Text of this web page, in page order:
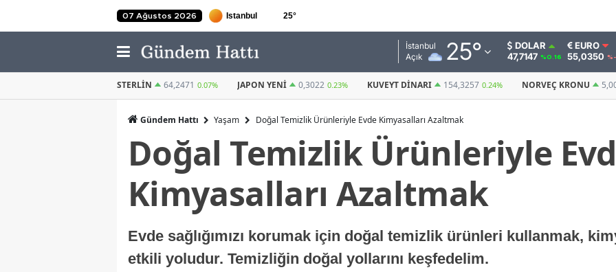
07 Ağustos 2026 25°
İstanbul
Açık
25°
Adana
Adıyaman
Afyonkarahisar
Ağrı
Amasya
Antalya
Artvin
Aydın
DOLAR
47,7147 %0.16
EURO
55,0350
JAPON YENI 0,3022 0.23% KUVEYT DINARI 154,3257 0.24% NORVEÇ KRONU 5,0005 0.17% BITCOIN(USDT)
Gündem Hattı Yaşam Doğal Temizlik Ürünleriyle Evde Kimyasalları Azaltmak
Doğal Temizlik Ürünleriyle
Kimyasalları Azaltmak
Evde sağlığımızı korumak için doğal temizlik ürünleri kullanmak,
etkili yoludur. Temizliğin doğal yollarını keşfedelim.